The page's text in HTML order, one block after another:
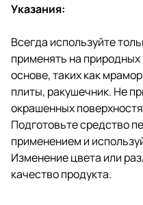
Указания:
Всегда используйте
применять на
основе, таких как
плиты, ракушечник. Не
окрашенных
Подготовьте средство
применением и
Изменение цвета или
качество продукта.